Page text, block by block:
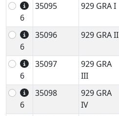
6
35095 929 GRA I
6
35096 929 GRA II
6
35097
929 GRA
III
6
35098
929 GRA
IV